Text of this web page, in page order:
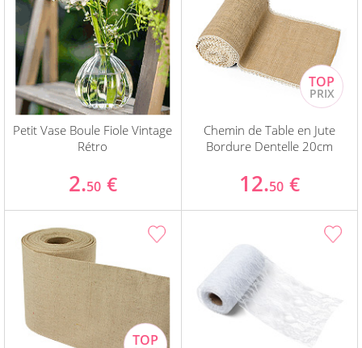
Petit Vase Boule Fiole Vintage
Rétro
2.50 €
Chemin de Table en Jute
Bordure Dentelle 20cm
12.50 €